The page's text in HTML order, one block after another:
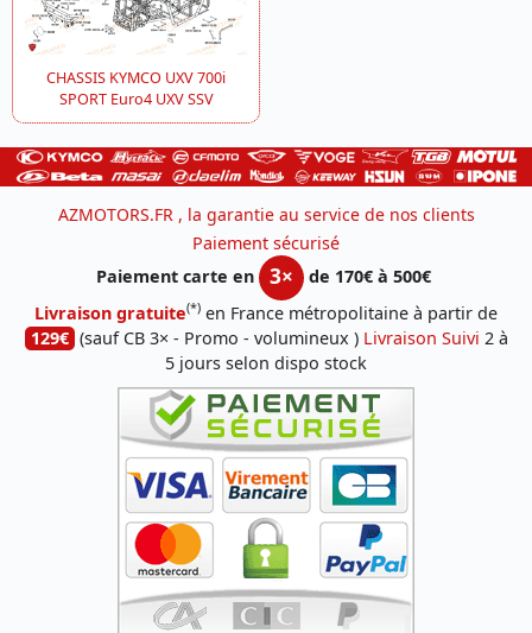
CHASSIS KYMCO UXV 700i
SPORT Euro4 UXV SSV
AZMOTORS.FR , la garantie au service de nos clients
Paiement sécurisé
Paiement carte en
3×
de 170€ à 500€
Livraison gratuite(*) en France métropolitaine à partir de
129€ (sauf CB 3× - Promo - volumineux ) Livraison Suivi 2 à
5 jours selon dispo stock